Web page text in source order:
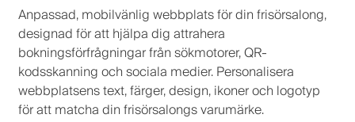
Anpassad, mobilvänlig webbplats för din frisörsalong,
designad för att hjälpa dig attrahera
bokningsförfrågningar från sökmotorer, QR-
kodsskanning och sociala medier. Personalisera
webbplatsens text, färger, design, ikoner och logotyp
för att matcha din frisörsalongs varumärke.